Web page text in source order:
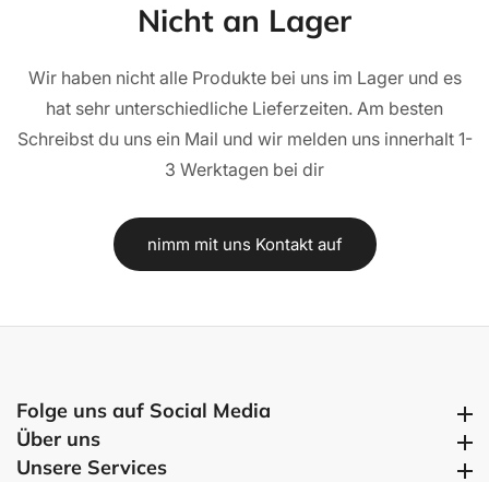
Nicht an Lager
Wir haben nicht alle Produkte bei uns im Lager und es
hat sehr unterschiedliche Lieferzeiten. Am besten
Schreibst du uns ein Mail und wir melden uns innerhalt 1-
3 Werktagen bei dir
nimm mit uns Kontakt auf
Folge uns auf Social Media
Folge uns auf Social Media
Über uns
Unsere Services